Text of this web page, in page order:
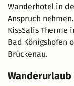
Wanderhotel in
Anspruch
KissSalis Therme
Bad Königshofen
Brückenau.